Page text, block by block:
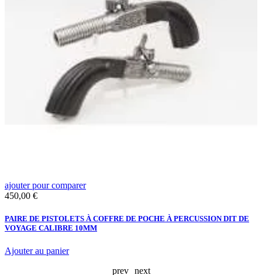
ajouter pour comparer
Prix
450,00 €
PAIRE DE PISTOLETS À COFFRE DE POCHE À PERCUSSION DIT DE
VOYAGE CALIBRE 10MM
Ajouter au panier
prev
next